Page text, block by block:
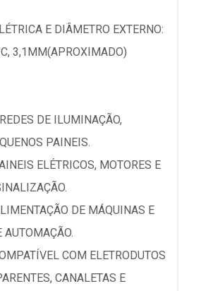
E DIÂMETRO EXTERNO:
3,1MM(APROXIMADO)
DE ILUMINAÇÃO,
PAINEIS.
ELÉTRICOS, MOTORES E
DE MÁQUINAS E
AUTOMAÇÃO.
COM ELETRODUTOS
CANALETAS E